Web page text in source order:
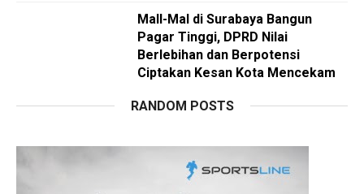
Mall-Mal di Surabaya Bangun
Pagar Tinggi, DPRD Nilai
Berlebihan dan Berpotensi
Ciptakan Kesan Kota Mencekam
RANDOM POSTS